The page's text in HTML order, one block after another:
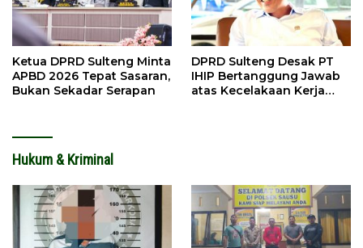
Ketua DPRD Sulteng Minta
APBD 2026 Tepat Sasaran,
Bukan Sekadar Serapan
DPRD Sulteng Desak PT
IHIP Bertanggung Jawab
atas Kecelakaan Kerja
Hukum & Kriminal